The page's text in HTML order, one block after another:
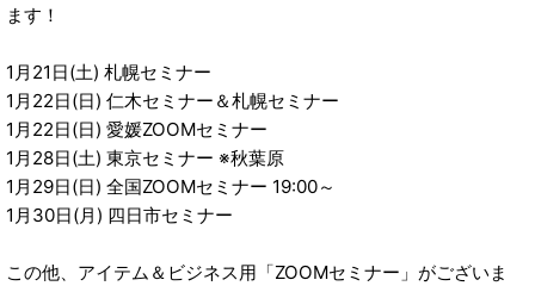
ます！
1月21日(土) 札幌セミナー
1月22日(日) 仁木セミナー＆札幌セミナー
1月22日(日) 愛媛ZOOMセミナー
1月28日(土) 東京セミナー ※秋葉原
1月29日(日) 全国ZOOMセミナー 19:00～
1月30日(月) 四日市セミナー
この他、アイテム＆ビジネス用「ZOOMセミナー」がございま